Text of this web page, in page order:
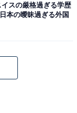
スの厳格過ぎる学歴
本の曖昧過ぎる外国